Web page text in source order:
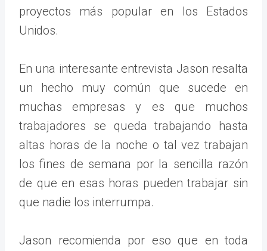
proyectos más popular en los Estados
Unidos.
En una interesante entrevista Jason resalta
un hecho muy común que sucede en
muchas empresas y es que muchos
trabajadores se queda trabajando hasta
altas horas de la noche o tal vez trabajan
los fines de semana por la sencilla razón
de que en esas horas pueden trabajar sin
que nadie los interrumpa.
Jason recomienda por eso que en toda